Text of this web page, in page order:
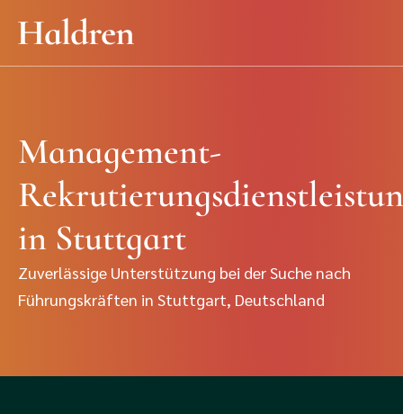
Management-
in Stuttgart
Zuverlässige Unterstützung bei der Suche nach
Führungskräften in Stuttgart, Deutschland